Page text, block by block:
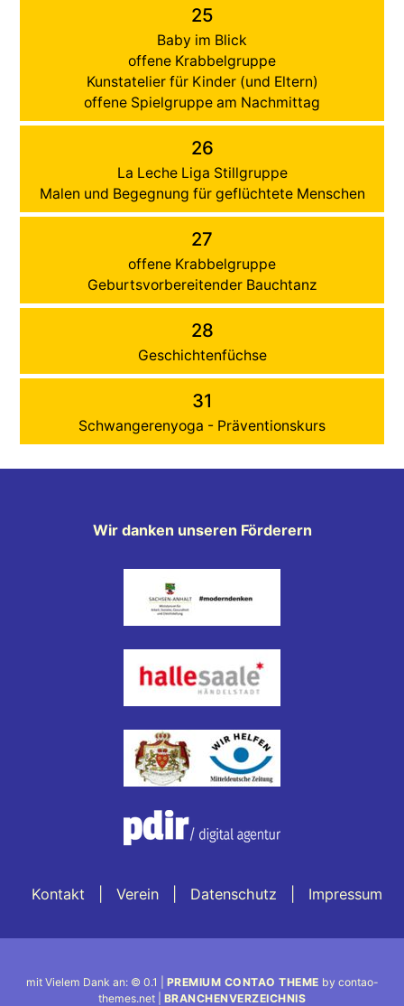
25
Baby im Blick
offene Krabbelgruppe
Kunstatelier für Kinder (und Eltern)
offene Spielgruppe am Nachmittag
26
La Leche Liga Stillgruppe
Malen und Begegnung für geflüchtete Menschen
27
offene Krabbelgruppe
Geburtsvorbereitender Bauchtanz
28
Geschichtenfüchse
31
Schwangerenyoga - Präventionskurs
Wir danken unseren Förderern
Kontakt Verein Datenschutz Impressum
mit Vielem Dank an: © 0.1 | PREMIUM CONTAO THEME by contao-
themes.net | BRANCHENVERZEICHNIS